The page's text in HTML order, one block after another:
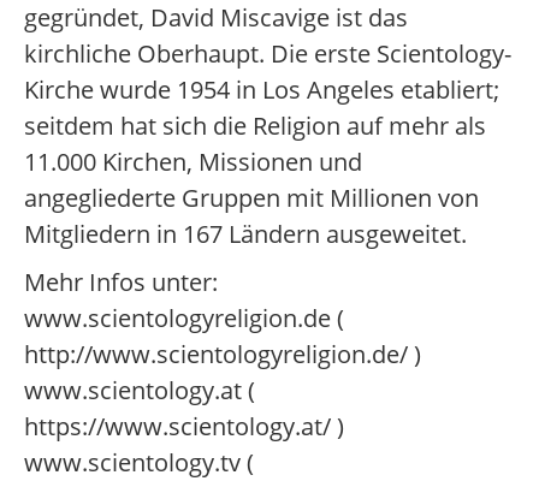
gegründet, David Miscavige ist das
kirchliche Oberhaupt. Die erste Scientology-
Kirche wurde 1954 in Los Angeles etabliert;
seitdem hat sich die Religion auf mehr als
11.000 Kirchen, Missionen und
angegliederte Gruppen mit Millionen von
Mitgliedern in 167 Ländern ausgeweitet.
Mehr Infos unter:
www.scientologyreligion.de (
http://www.scientologyreligion.de/ )
www.scientology.at (
https://www.scientology.at/ )
www.scientology.tv (